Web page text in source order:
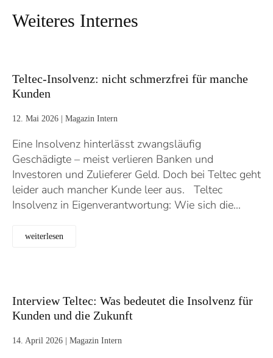
Weiteres Internes
Teltec-Insolvenz: nicht schmerzfrei für manche
Kunden
12. Mai 2026 Magazin Intern
Eine Insolvenz hinterlässt zwangsläufig
Geschädigte – meist verlieren Banken und
Investoren und Zulieferer Geld. Doch bei Teltec geht
leider auch mancher Kunde leer aus. Teltec
Insolvenz in Eigenverantwortung: Wie sich die…
weiterlesen
Interview Teltec: Was bedeutet die Insolvenz für
Kunden und die Zukunft
14. April 2026 Magazin Intern